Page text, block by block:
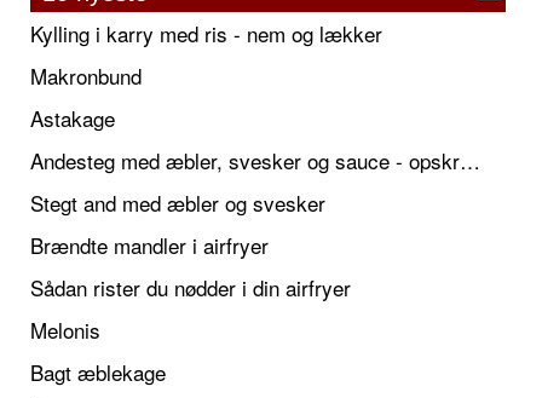
Kylling i karry med ris - nem og lækker
Makronbund
Astakage
Andesteg med æbler, svesker og sauce - opskrift også til jul
Stegt and med æbler og svesker
Brændte mandler i airfryer
Sådan rister du nødder i din airfryer
Melonis
Bagt æblekage